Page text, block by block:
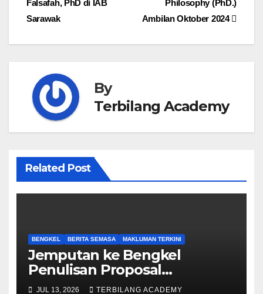
Philosophy (PhD.)
Ambilan Oktober 2024
Falsafah, PhD di IAB
Sarawak
By
Terbilang Academy
Related Post
BENGKEL BERITA SEMASA MAKLUMAN TERKINI
Jemputan ke Bengkel
Penulisan Proposal
Permohonan Kemasukan
JUL 13, 2026 TERBILANG ACADEMY